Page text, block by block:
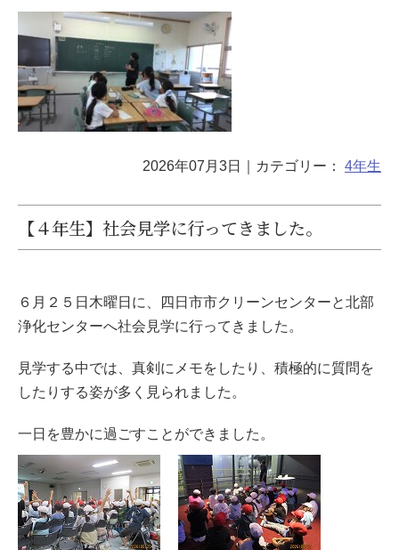
2026年07月3日 ｜カテゴリー： 4年生
【４年生】社会見学に行ってきました。
６月２５日木曜日に、四日市市クリーンセンターと北部
浄化センターへ社会見学に行ってきました。
見学する中では、真剣にメモをしたり、積極的に質問を
したりする姿が多く見られました。
一日を豊かに過ごすことができました。